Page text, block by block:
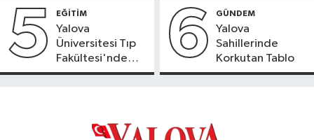
5 EĞİTİM
Yalova
Üniversitesi Tıp
Fakültesi'nde
Yeni Dönem
6 GÜNDEM
Yalova
Sahillerinde
Korkutan Tablo